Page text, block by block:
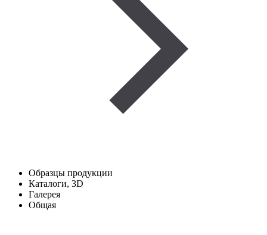
Образцы продукции
Каталоги, 3D
Галерея
Общая